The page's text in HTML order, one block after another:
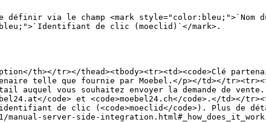
via le champ <mark
de clic (moeclid)`</mark>.
th></tr></thead><tbody><tr><td><code>Clé
telle que fournie par Moebel.</p></td></
auquel vous souhaitez envoyer la demande de
code> et <code>moebel24.ch</code>.</
de clic (<code>moeclid</code>). Plus de
server-side-